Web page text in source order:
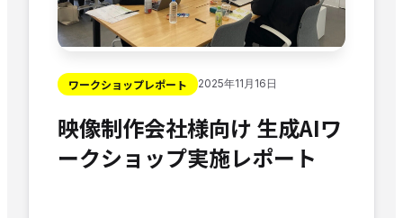
ワークショップレポート 2025年11月16日
映像制作会社様向け 生成AIワ
ークショップ実施レポート